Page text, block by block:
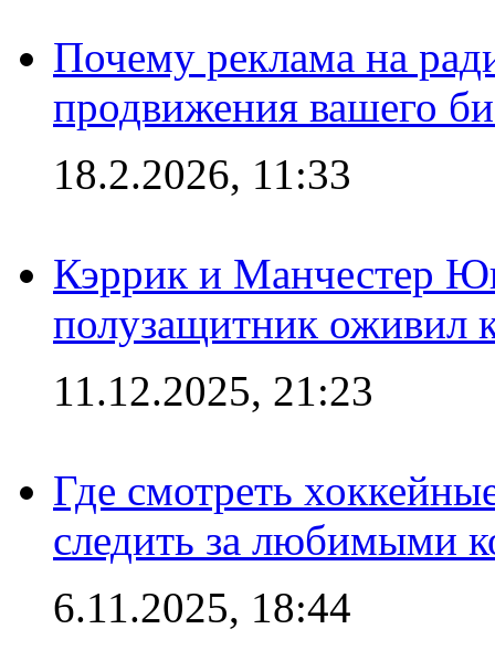
Почему реклама на
продвижения вашего
18.2.2026, 11:33
Кэррик и Манчестер
полузащитник оживил
11.12.2025, 21:23
Где смотреть
следить за любимыми
6.11.2025, 18:44